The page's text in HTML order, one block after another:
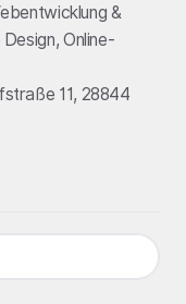
&
Online-
11, 28844